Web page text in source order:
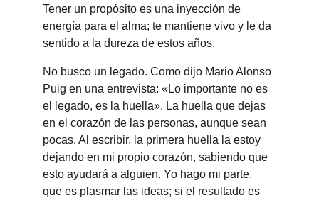
Tener un propósito es una inyección de
energía para el alma; te mantiene vivo y le da
sentido a la dureza de estos años.
No busco un legado. Como dijo Mario Alonso
Puig en una entrevista: «Lo importante no es
el legado, es la huella». La huella que dejas
en el corazón de las personas, aunque sean
pocas. Al escribir, la primera huella la estoy
dejando en mi propio corazón, sabiendo que
esto ayudará a alguien. Yo hago mi parte,
que es plasmar las ideas; si el resultado es